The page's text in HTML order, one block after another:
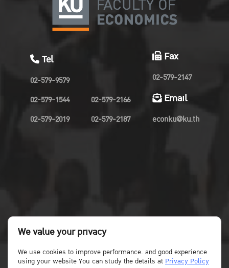
Tel
02-579-9579
02-579-1544
02-579-2019
02-579-2166
02-579-2187
Fax
02-579-2147
Email
econku@ku.th
We value your privacy
We use cookies to improve performance. and good experience
using your website You can study the details atPrivacy Policy